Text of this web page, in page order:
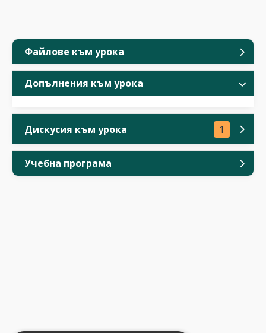
Файлове към урока
Допълнения към урока
Дискусия към урока 1
Учебна програма